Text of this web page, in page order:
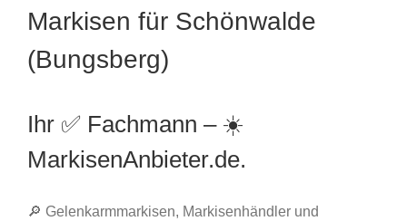
Markisen für Schönwalde
(Bungsberg)
Ihr ✅ Fachmann – ☀️
MarkisenAnbieter.de.
🔎 Gelenkarmmarkisen, Markisenhändler und